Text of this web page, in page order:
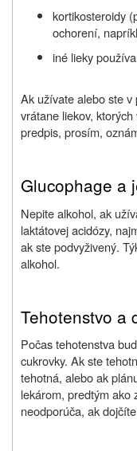
kortikosteroidy
ochorení,
iné lieky
Ak užívate alebo ste v
vrátane liekov,
predpis, prosím,
Glucophage a
Nepite alkohol, ak
laktátovej acidózy,
ak ste podvyživený.
alkohol.
Tehotenstvo a
Počas tehotenstva
cukrovky. Ak ste
tehotná, alebo ak
lekárom, predtým ako
neodporúča, ak